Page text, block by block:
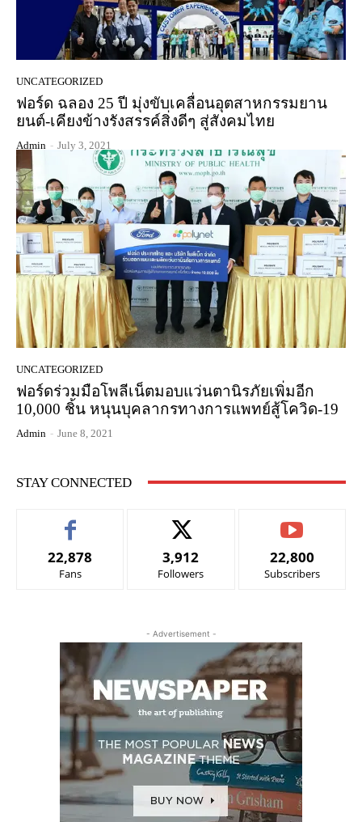
UNCATEGORIZED
ฟอร์ด ฉลอง 25 ปี มุ่งขับเคลื่อนอุตสาหกรรมยาน
ยนต์-เคียงข้างรังสรรค์สิ่งดีๆ สู่สังคมไทย
Admin - July 3, 2021
UNCATEGORIZED
ฟอร์ดร่วมมือโพลีเน็ตมอบแว่นตานิรภัยเพิ่มอีก
10,000 ชิ้น หนุนบุคลากรทางการแพทย์สู้โควิด-19
Admin - June 8, 2021
STAY CONNECTED
22,878
Fans
3,912
Followers
22,800
Subscribers
- Advertisement -